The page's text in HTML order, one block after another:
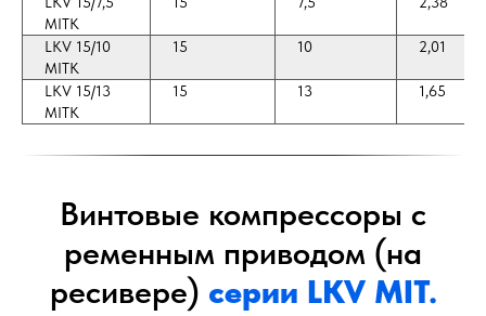
MITK
LKV 15/10
MITK
15 10 2,01
LKV 15/13
MITK
15 13 1,65
Винтовые компрессоры с
ременным приводом (на
ресивере) серии LKV MIT.